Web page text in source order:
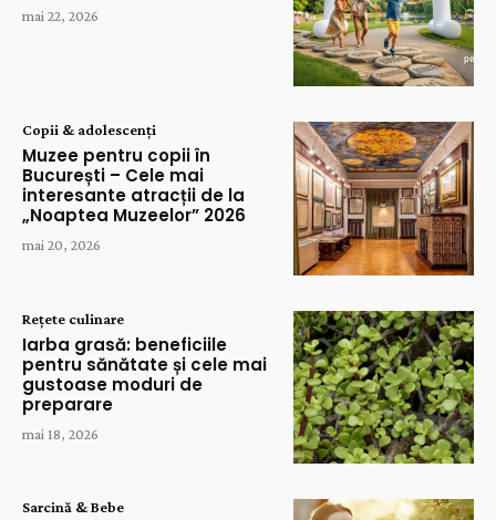
mai 22, 2026
Copii & adolescenți
Muzee pentru copii în
București – Cele mai
interesante atracții de la
„Noaptea Muzeelor” 2026
mai 20, 2026
Rețete culinare
Iarba grasă: beneficiile
pentru sănătate și cele mai
gustoase moduri de
preparare
mai 18, 2026
Sarcină & Bebe